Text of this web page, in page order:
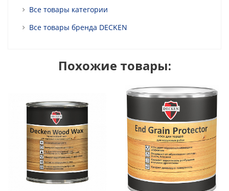
Все товары категории
Все товары бренда DECKEN
Похожие товары: